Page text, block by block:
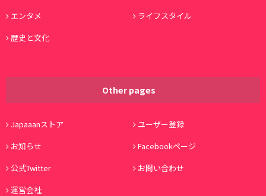
エンタメ
ライフスタイル
歴史と文化
Other pages
Japaaanストア
ユーザー登録
お知らせ
Facebookページ
公式Twitter
お問い合わせ
運営会社